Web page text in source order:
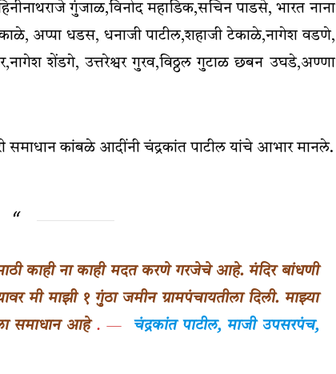
गुंजाळ,विनोद महाडिक,सचिन पाडसे, भारत नाना
अप्पा धडस, धनाजी पाटील,शहाजी टेकाळे,नागेश वडणे,
शेंडगे, उत्तरेश्वर गुरव,विठ्ठल गुटाळ छबन उघडे,अण्णा
समाधान कांबळे आदींनी चंद्रकांत पाटील यांचे आभार मानले.
काही ना काही मदत करणे गरजेचे आहे. मंदिर बांधणी
माझी १ गुंठा जमीन ग्रामपंचायतीला दिली. माझ्या
समाधान आहे . —
चंद्रकांत पाटील, माजी उपसरपंच,